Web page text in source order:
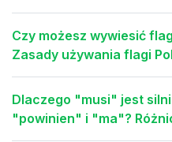
Czy możesz wywiesić
Zasady używania flagi
Dlaczego "musi" jest
"powinien" i "ma"?